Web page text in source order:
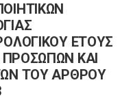
ΕΤΟΥΣ
ΚΑΙ
ΤΟΥ ΑΡΘΡΟΥ